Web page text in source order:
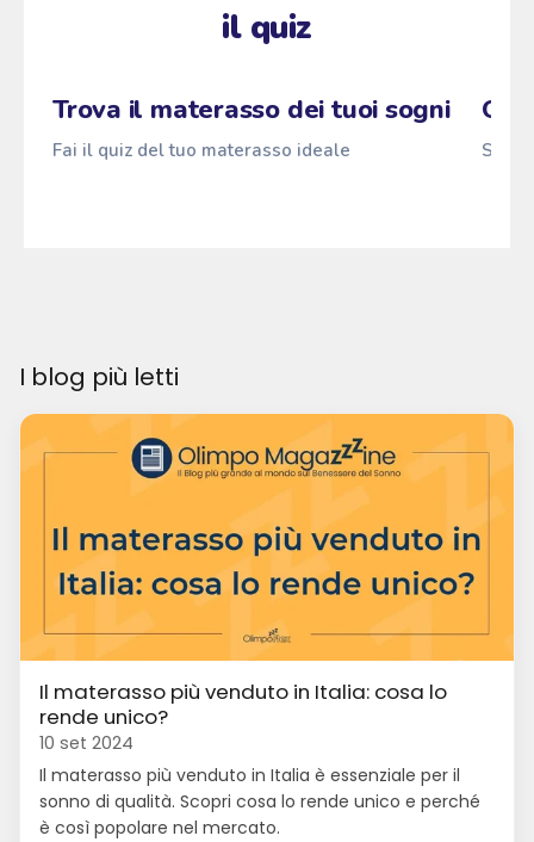
il quiz
Trova il materasso dei tuoi sogni
Fai il quiz del tuo materasso ideale
I blog più letti
Il materasso più venduto in Italia: cosa lo
rende unico?
10 set 2024
Il materasso più venduto in Italia è essenziale per il
sonno di qualità. Scopri cosa lo rende unico e perché
è così popolare nel mercato.